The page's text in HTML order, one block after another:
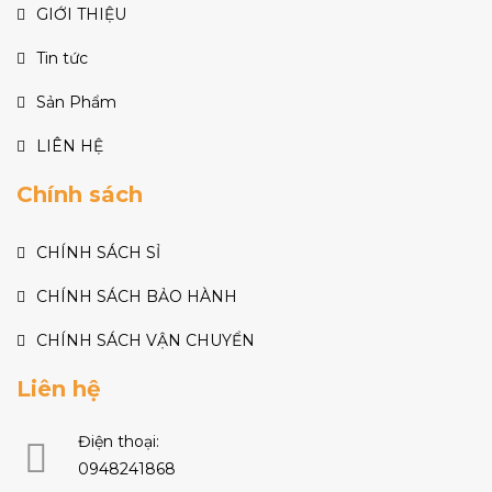
GIỚI THIỆU
Tin tức
Sản Phẩm
LIÊN HỆ
Chính sách
CHÍNH SÁCH SỈ
CHÍNH SÁCH BẢO HÀNH
CHÍNH SÁCH VẬN CHUYỂN
Liên hệ
Điện thoại:
0948241868